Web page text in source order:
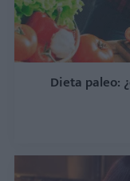
Dieta paleo: